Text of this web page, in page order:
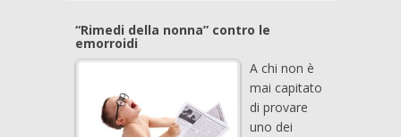
“Rimedi della nonna” contro le
emorroidi
A chi non è
mai capitato
di provare
uno dei